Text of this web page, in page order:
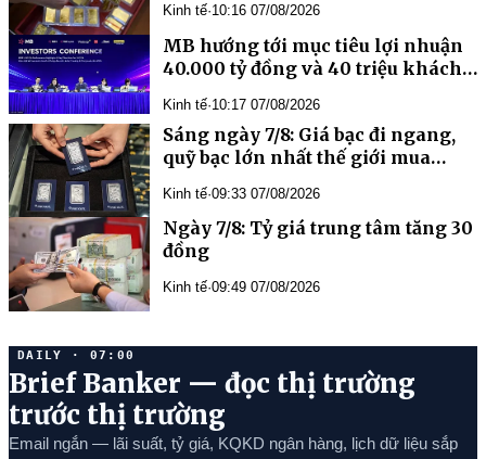
Kinh tế·10:16 07/08/2026
MB hướng tới mục tiêu lợi nhuận
40.000 tỷ đồng và 40 triệu khách
Kinh tế·10:17 07/08/2026
Sáng ngày 7/8: Giá bạc đi ngang,
quỹ bạc lớn nhất thế giới mua
Kinh tế·09:33 07/08/2026
Ngày 7/8: Tỷ giá trung tâm tăng 30
đồng
Kinh tế·09:49 07/08/2026
DAILY · 07:00
Brief Banker — đọc thị trường
trước thị trường
Email ngắn — lãi suất, tỷ giá, KQKD ngân hàng, lịch dữ liệu sắp